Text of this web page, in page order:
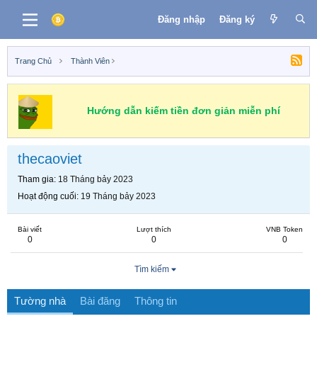
Đăng nhập Đăng ký
Trang Chủ Thành Viên
Hướng dẫn kiếm tiền đơn giản miễn phí
thecaoviet
Tham gia 18 Tháng bảy 2023
Hoạt động cuối 19 Tháng bảy 2023
Bài viết
0
Lượt thích
0
VNB Token
0
Tìm kiếm
Tường nhà Bài đăng Thông tin